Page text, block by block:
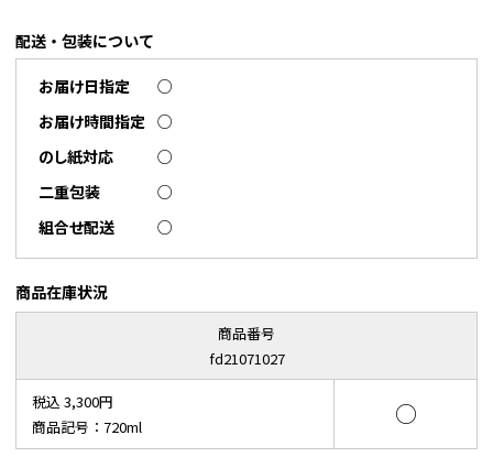
配送・包装について
お届け日指定
○
お届け時間指定 ○
のし紙対応
○
二重包装
○
組合せ配送
○
商品在庫状況
商品番号
fd21071027
税込 3,300円
商品記号：720ml
○